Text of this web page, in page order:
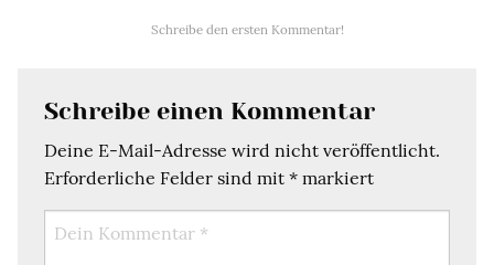
Schreibe den ersten Kommentar!
Schreibe einen Kommentar
Deine E-Mail-Adresse wird nicht veröffentlicht.
Erforderliche Felder sind mit * markiert